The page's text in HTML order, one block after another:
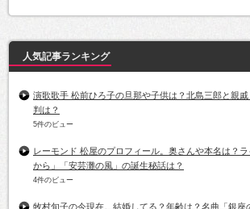
人気記事ランキング
演歌歌手 松前ひろ子の旦那や子供は？北島三郎と親
判は？
5件のビュー
レーモンド 松屋のプロフィール。奥さんや本名は？ラ
から」「安芸灘の風」の誕生秘話は？
4件のビュー
牧村旬子の今現在。結婚してる？年齢は？名曲「銀座